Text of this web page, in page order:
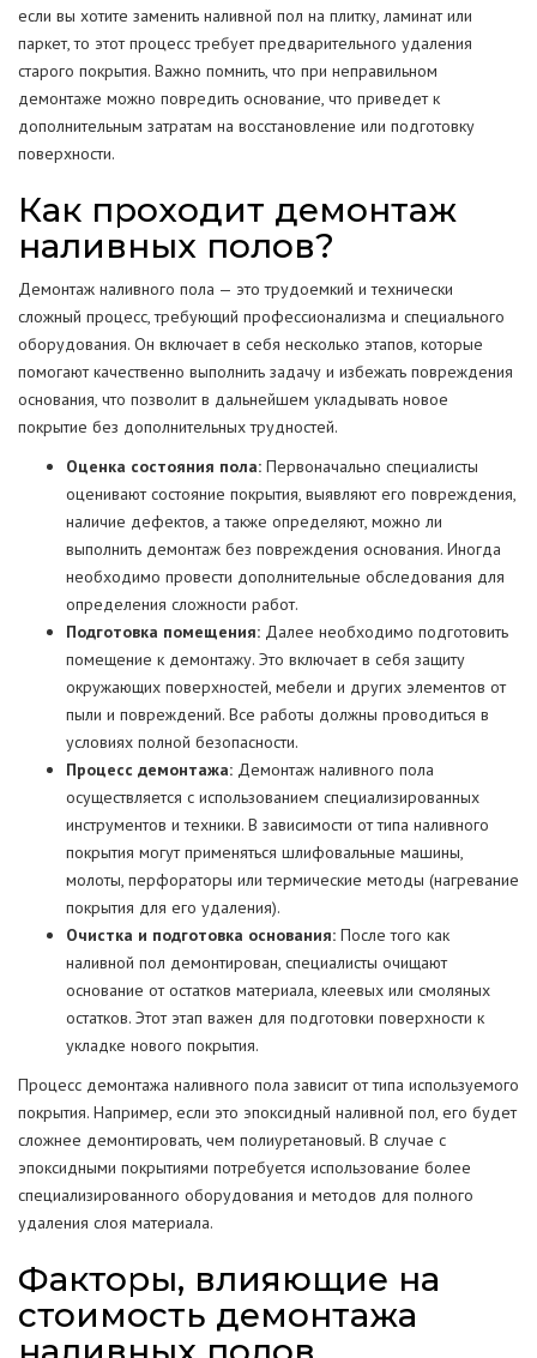
если вы хотите заменить наливной пол на плитку, ламинат или
паркет, то этот процесс требует предварительного удаления
старого покрытия. Важно помнить, что при неправильном
демонтаже можно повредить основание, что приведет к
дополнительным затратам на восстановление или подготовку
поверхности.
Как проходит демонтаж
наливных полов?
Демонтаж наливного пола — это трудоемкий и технически
сложный процесс, требующий профессионализма и специального
оборудования. Он включает в себя несколько этапов, которые
помогают качественно выполнить задачу и избежать повреждения
основания, что позволит в дальнейшем укладывать новое
покрытие без дополнительных трудностей.
Оценка состояния пола: Первоначально специалисты
оценивают состояние покрытия, выявляют его повреждения,
наличие дефектов, а также определяют, можно ли
выполнить демонтаж без повреждения основания. Иногда
необходимо провести дополнительные обследования для
определения сложности работ.
Подготовка помещения: Далее необходимо подготовить
помещение к демонтажу. Это включает в себя защиту
окружающих поверхностей, мебели и других элементов от
пыли и повреждений. Все работы должны проводиться в
условиях полной безопасности.
Процесс демонтажа: Демонтаж наливного пола
осуществляется с использованием специализированных
инструментов и техники. В зависимости от типа наливного
покрытия могут применяться шлифовальные машины,
молоты, перфораторы или термические методы (нагревание
покрытия для его удаления).
Очистка и подготовка основания: После того как
наливной пол демонтирован, специалисты очищают
основание от остатков материала, клеевых или смоляных
остатков. Этот этап важен для подготовки поверхности к
укладке нового покрытия.
Процесс демонтажа наливного пола зависит от типа используемого
покрытия. Например, если это эпоксидный наливной пол, его будет
сложнее демонтировать, чем полиуретановый. В случае с
эпоксидными покрытиями потребуется использование более
специализированного оборудования и методов для полного
удаления слоя материала.
Факторы, влияющие на
стоимость демонтажа